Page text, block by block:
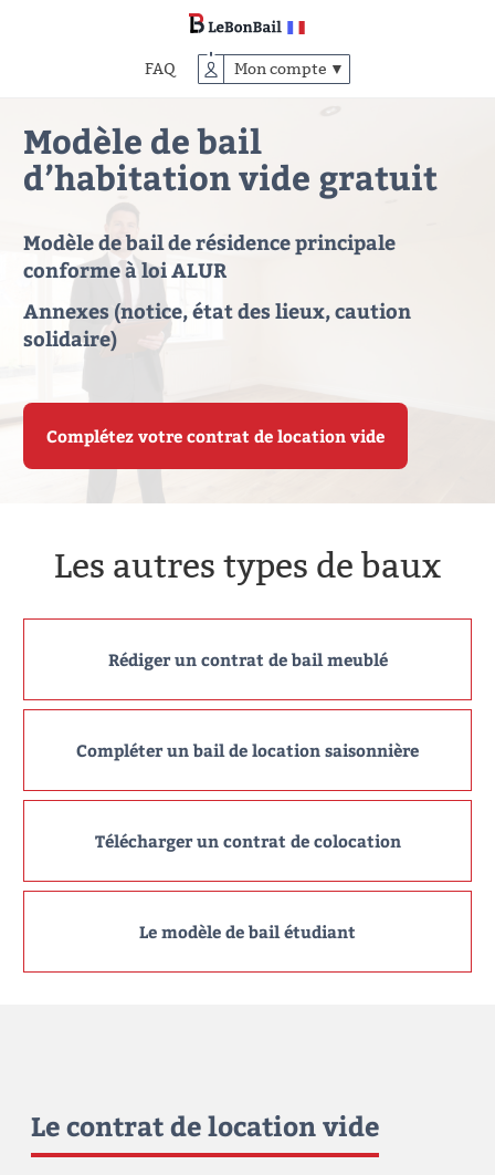
FAQ Mon compte ▼
Modèle de bail
d’habitation vide gratuit
Modèle de bail de résidence principale
conforme à loi ALUR
Annexes (notice, état des lieux, caution
solidaire)
Complétez votre contrat de location vide
Les autres types de baux
Rédiger un contrat de bail meublé
Compléter un bail de location saisonnière
Télécharger un contrat de colocation
Le modèle de bail étudiant
Le contrat de location vide